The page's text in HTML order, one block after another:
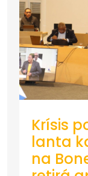
Krísis
lanta
na